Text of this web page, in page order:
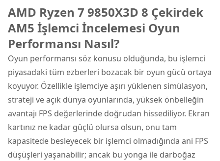
AMD Ryzen 7 9850X3D 8 Çekirdek
AM5 İşlemci İncelemesi Oyun
Performansı Nasıl?
Oyun performansı söz konusu olduğunda, bu işlemci
piyasadaki tüm ezberleri bozacak bir oyun gücü ortaya
koyuyor. Özellikle işlemciye aşırı yüklenen simülasyon,
strateji ve açık dünya oyunlarında, yüksek önbelleğin
avantajı FPS değerlerinde doğrudan hissediliyor. Ekran
kartınız ne kadar güçlü olursa olsun, onu tam
kapasitede besleyecek bir işlemci olmadığında ani FPS
düşüşleri yaşanabilir; ancak bu yonga ile darboğaz